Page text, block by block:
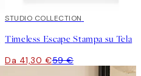
30%*
STUDIO COLLECTION
Timeless Escape Stampa su Tela
Da 41,30 €59 €